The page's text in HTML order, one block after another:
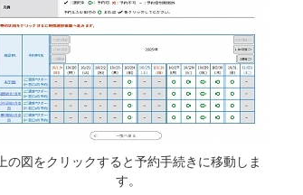
上の図をクリックすると予約手続きに移動しま
す。